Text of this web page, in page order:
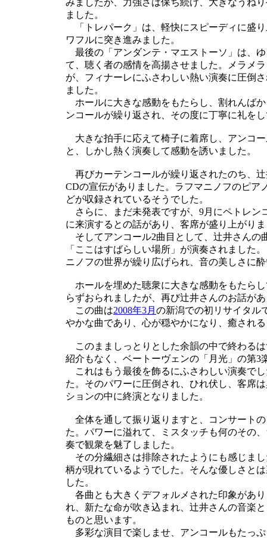
みましたが、力強さは保ち続け、大きなうね
ました。
「トレパーク」は、軽快にスピーディに盛
ワフルに突き進みました。
最後の「アンダンテ・マエストーソ」は、
て、聴く者の感情を高揚させました。メラメ
が、フィナーレにふさわしい熱い演奏に圧倒
ました。
ホールに大きな感動をもたらし、割れんば
ンコールが繰り返され、その度に丁寧に礼を
大きな拍手に応えて椅子に着席し、アンコ
と、しかし熱く演奏して感動を誘いました。
再びカーテンコールが繰り返されたのち、
CDの宣伝がありました。ラフマニノフのピア
どが収録されているそうでした。
さらに、まだ未発表ですが、9月にペトレン
に来演するとの話があり、客席が盛り上がり
そしてアンコール2曲目として、辻井さんの
「ここはすばらしい場所」が演奏されました
ニノフの世界が繰り広げられ、音の美しさに
ホールを埋めた聴衆に大きな感動をもたら
らずおられましたが、再び辻井さんのお話が
この曲は2008年3月 の新潟での初リサイタル
やかな曲であり、心が穏やかになり、癒され
このまましっとりとした余韻の中で終わる
紹介もなく、ベートーヴェンの「月光」の第3
これはもう最後を飾るにふさわしい演奏で
た。そのパワーに圧倒され、ひれ伏し、客席
ションの中に終演となりました。
全体を通して振り返りますと、コンサート
た。パワーに溢れて、ミスタッチも何のその
奏で観衆を魅了しました。
その分繊細さは排除されたようにも感じま
柄が現れているようでした。そんな優しさと
した。
各曲とも大きくデフォルメされた印象があ
れ、新たな命が吹き込まれ、辻井さんの音楽
ものと思います。
多彩な演目で楽しませ、アンコールもたっ